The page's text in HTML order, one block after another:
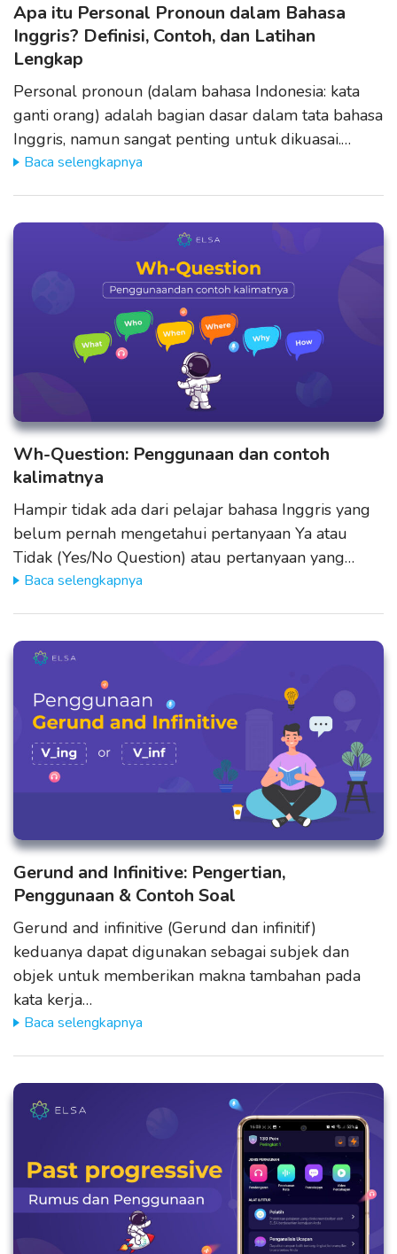
Apa itu Personal Pronoun dalam Bahasa
Inggris? Definisi, Contoh, dan Latihan
Lengkap
Personal pronoun (dalam bahasa Indonesia: kata
ganti orang) adalah bagian dasar dalam tata bahasa
Inggris, namun sangat penting untuk dikuasai.…
Baca selengkapnya
Wh-Question: Penggunaan dan contoh
kalimatnya
Hampir tidak ada dari pelajar bahasa Inggris yang
belum pernah mengetahui pertanyaan Ya atau
Tidak (Yes/No Question) atau pertanyaan yang…
Baca selengkapnya
Gerund and Infinitive: Pengertian,
Penggunaan & Contoh Soal
Gerund and infinitive (Gerund dan infinitif)
keduanya dapat digunakan sebagai subjek dan
objek untuk memberikan makna tambahan pada
kata kerja…
Baca selengkapnya